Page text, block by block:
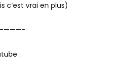
c’est vrai en plus)
: